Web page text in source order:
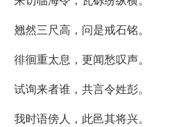
翘然三尺高，问是戒石铭。
徘徊重太息，更闻愁叹声。
试询来者谁，共言令姓彭。
我时语傍人，此邑其将兴。